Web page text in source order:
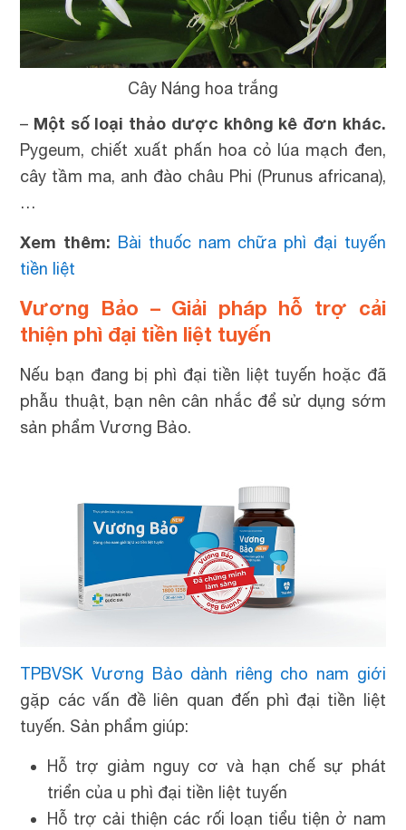
Cây Náng hoa trắng
– Một số loại thảo dược không kê đơn khác.
Pygeum, chiết xuất phấn hoa cỏ lúa mạch đen,
cây tầm ma, anh đào châu Phi (Prunus africana),
…
Xem thêm: Bài thuốc nam chữa phì đại tuyến
tiền liệt
Vương Bảo – Giải pháp hỗ trợ cải
thiện phì đại tiền liệt tuyến
Nếu bạn đang bị phì đại tiền liệt tuyến hoặc đã
phẫu thuật, bạn nên cân nhắc để sử dụng sớm
sản phẩm Vương Bảo.
TPBVSK Vương Bảo dành riêng cho nam giới
gặp các vấn đề liên quan đến phì đại tiền liệt
tuyến. Sản phẩm giúp:
Hỗ trợ giảm nguy cơ và hạn chế sự phát
triển của u phì đại tiền liệt tuyến
Hỗ trợ cải thiện các rối loạn tiểu tiện ở nam